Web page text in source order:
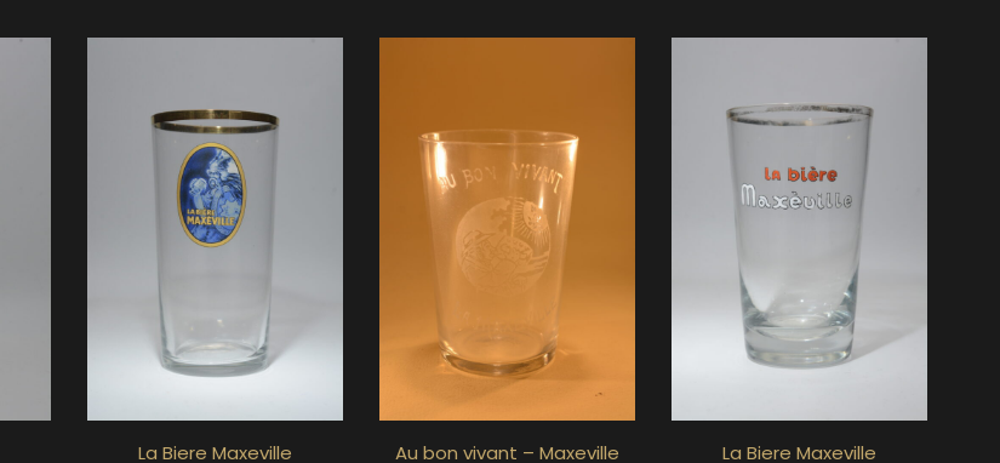
La Biere Maxeville Au bon vivant – Maxeville La Biere Maxeville